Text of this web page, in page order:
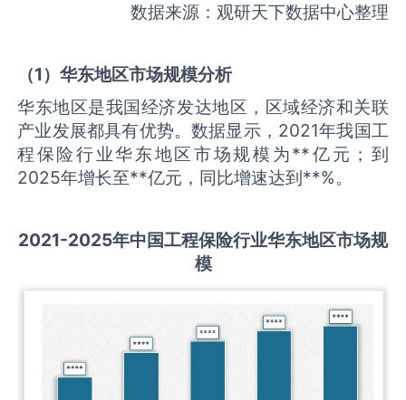
数据来源：观研天下数据中心整理
（1）华东地区市场规模分析
华东地区是我国经济发达地区，区域经济和关联
产业发展都具有优势。数据显示，2021年我国工
程保险行业华东地区市场规模为**亿元；到
2025年增长至**亿元，同比增速达到**%。
2021-2025年中国工程保险行业华东地区市场规
模